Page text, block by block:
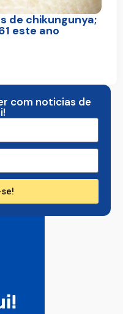
de chikungunya;
este ano
com noticias de